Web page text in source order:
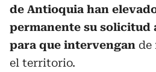
de Antioquia han
permanente su solicitud
para que intervengan de
el territorio.